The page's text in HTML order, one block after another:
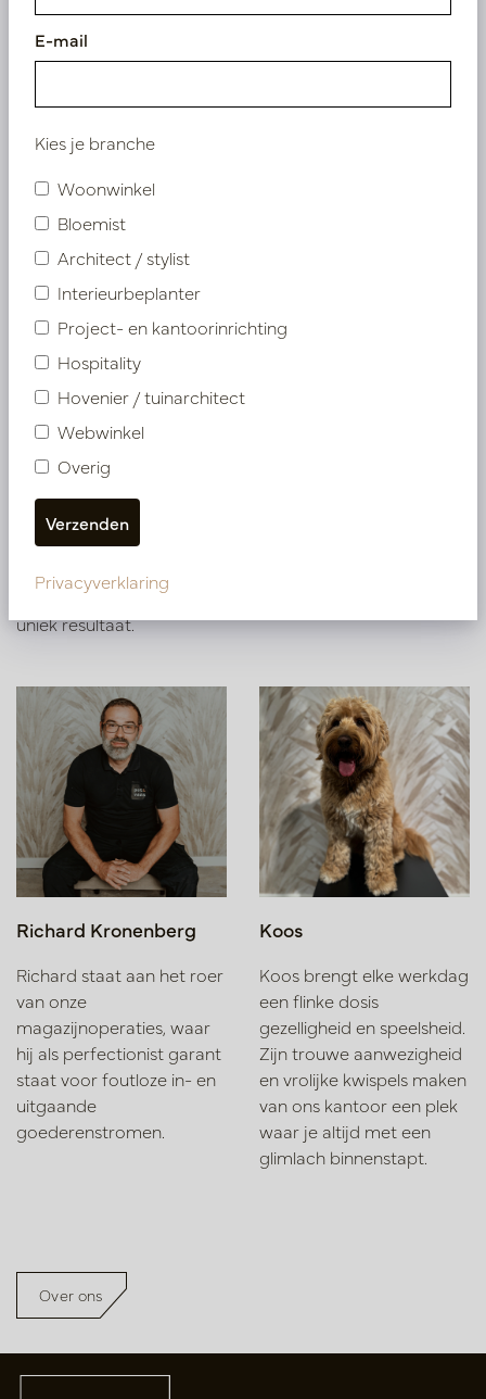
humorvol vervult zij haar
Marieke van de Leest -
Kurvers
Marieke creëert
verrassende
bloemarrangementen
met oog voor detail en
perfectionisme. Haar
passie voor bloemen en
haar originele benadering
zorgen telkens voor een
uniek resultaat.
Kelly van Ijsendoorn
Richard Kronenberg
Richard staat aan het roer
van onze
magazijnoperaties, waar
hij als perfectionist garant
staat voor foutloze in- en
uitgaande
goederenstromen.
Koos
Koos brengt elke werkdag
een flinke dosis
gezelligheid en speelsheid.
Zijn trouwe aanwezigheid
en vrolijke kwispels maken
van ons kantoor een plek
waar je altijd met een
glimlach binnenstapt.
Over ons
E-mail
Kies je branche
Woonwinkel
Bloemist
Architect / stylist
Interieurbeplanter
Project- en kantoorinrichting
Hospitality
Hovenier / tuinarchitect
Webwinkel
Overig
Privacyverklaring